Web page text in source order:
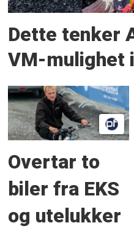
Dette tenker
VM-mulighet
Overtar to
biler fra EKS
og utelukker